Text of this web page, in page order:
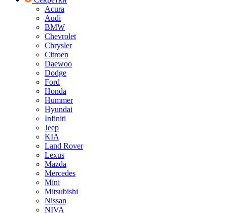
Acura
Audi
BMW
Chevrolet
Chrysler
Citroen
Daewoo
Dodge
Ford
Honda
Hummer
Hyundai
Infiniti
Jeep
KIA
Land Rover
Lexus
Mazda
Mercedes
Mini
Mitsubishi
Nissan
NIVA